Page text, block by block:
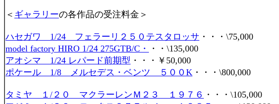
＜ ギャラリーの各作品の受注料金＞
ハセガワ 1/24 フェラーリ２５０テスタロッサ ・・・\75,000
model factory HIRO 1/24 275GTB/C・
・・\135,000
アオシマ 1/24 レパード前期型 ・・・￥50,000
ポケール 1/8 メルセデス・ベンツ ５００K ・・・\800,000
タミヤ １/２０ マクラーレンＭ２３ １９７６ ・・・\105,000